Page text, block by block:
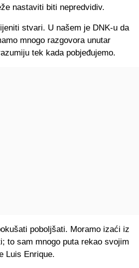
nastaviti biti nepredvidiv.
stvari. U našem je DNK-u da
mnogo razgovora unutar
tek kada pobjeđujemo.
poboljšati. Moramo izaći iz
to sam mnogo puta rekao svojim
Luis Enrique.